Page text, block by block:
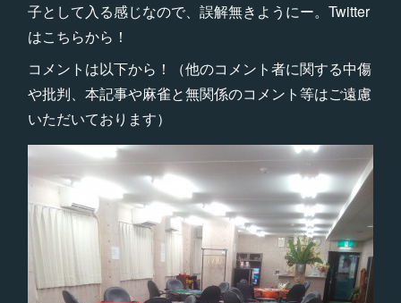
子として入る感じなので、誤解無きようにー。Twitter
はこちらから！
コメントは以下から！（他のコメント者に関する中傷
や批判、本記事や麻雀と無関係のコメント等はご遠慮
いただいております）